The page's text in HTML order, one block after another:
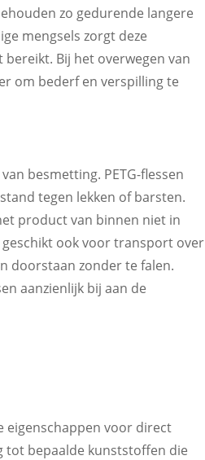
zo gedurende langere
mengsels zorgt deze
Bij het overwegen van
om bederf en verspilling te
besmetting. PETG-flessen
tegen lekken of barsten.
product van binnen niet in
geschikt ook voor transport over
doorstaan zonder te falen.
aanzienlijk bij aan de
eigenschappen voor direct
tot bepaalde kunststoffen die